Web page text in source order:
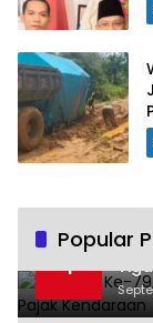
Popular
1